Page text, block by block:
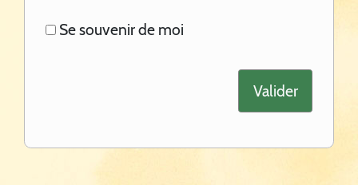
Se souvenir de moi